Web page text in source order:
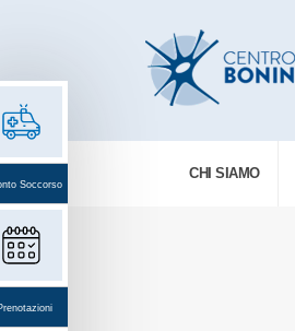
CHI SIAMO
Soccorso